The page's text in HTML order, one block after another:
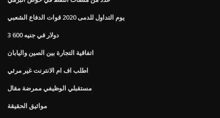
يوم التداول للدمى 2020 قوات الدفاع الشعبي
3 600 دولار في جنيه
اتفاقية التجارة بين الصين واليابان
اطلب اف ام الانترنت غير مرئي
مستقبلي الوظيفي ممرضة مقال
مواثيق الحقيقة